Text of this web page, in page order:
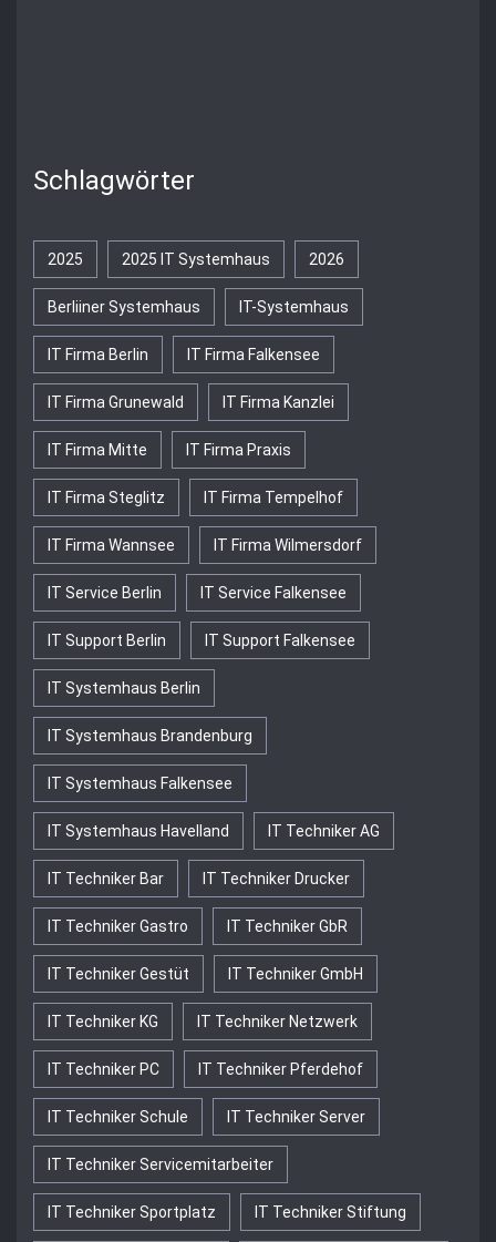
Schlagwörter
2025 2025 IT Systemhaus 2026
Berliiner Systemhaus IT-Systemhaus
IT Firma Berlin IT Firma Falkensee
IT Firma Grunewald IT Firma Kanzlei
IT Firma Mitte IT Firma Praxis
IT Firma Steglitz IT Firma Tempelhof
IT Firma Wannsee IT Firma Wilmersdorf
IT Service Berlin IT Service Falkensee
IT Support Berlin IT Support Falkensee
IT Systemhaus Berlin
IT Systemhaus Brandenburg
IT Systemhaus Falkensee
IT Systemhaus Havelland IT Techniker AG
IT Techniker Bar IT Techniker Drucker
IT Techniker Gastro IT Techniker GbR
IT Techniker Gestüt IT Techniker GmbH
IT Techniker KG IT Techniker Netzwerk
IT Techniker PC IT Techniker Pferdehof
IT Techniker Schule IT Techniker Server
IT Techniker Servicemitarbeiter
IT Techniker Sportplatz IT Techniker Stiftung